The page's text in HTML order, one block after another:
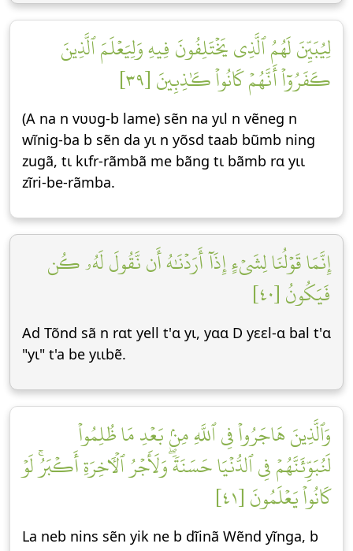
لِيُبَيِّنَ لَهُمُ ٱلَّذِي يَخۡتَلِفُونَ فِيهِ وَلِيَعۡلَمَ ٱلَّذِينَ
كَفَرُوٓاْ أَنَّهُمۡ كَانُواْ كَٰذِبِينَ [٣٩]
(A na n vʋʋg-b lame) sẽn na yɩl n vẽneg n
wĩnig-ba b sẽn da yɩ n yõsd taab bũmb ning
zugã, tɩ kɩfr-rãmbã me bãng tɩ bãmb rɑ yɩɩ
zĩri-be-rãmba.
إِنَّمَا قَوۡلُنَا لِشَيۡءٍ إِذَآ أَرَدۡنَٰهُ أَن نَّقُولَ لَهُۥ كُن
فَيَكُونُ [٤٠]
Ad Tõnd sã n rɑt yell t'ɑ yɩ, yɑɑ D yεεl-ɑ bal t'ɑ
"yɩ" t'a be yɩɩbẽ.
وَٱلَّذِينَ هَاجَرُواْ فِي ٱللَّهِ مِنۢ بَعۡدِ مَا ظُلِمُواْ
لَنُبَوِّئَنَّهُمۡ فِي ٱلدُّنۡيَا حَسَنَةٗۖ وَلَأَجۡرُ ٱلۡأٓخِرَةِ أَكۡبَرُۚ لَوۡ
كَانُواْ يَعۡلَمُونَ [٤١]
La neb nins sẽn yik ne b dĩinã Wẽnd yĩnga, b